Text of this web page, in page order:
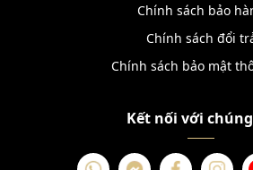
Chính sách bảo
Chính sách đổi
Chính sách bảo mật
Kết nối với